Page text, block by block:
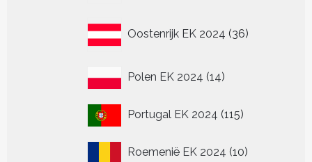
Oostenrijk EK 2024 36
producten
Polen EK 2024 1414
Portugal EK 2024 115115
Roemenië EK 2024 1010